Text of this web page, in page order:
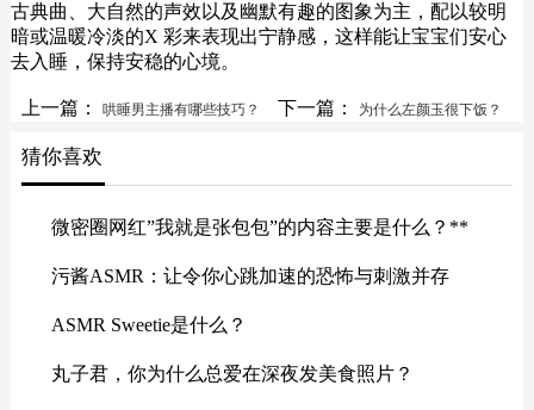
古典曲、大自然的声效以及幽默有趣的图象为主，配以较明
暗或温暖冷淡的X 彩来表现出宁静感，这样能让宝宝们安心
去入睡，保持安稳的心境。
上一篇： 哄睡男主播有哪些技巧？ 下一篇： 为什么左颜玉很下饭？
猜你喜欢
微密圈网红”我就是张包包”的内容主要是什么？**
污酱ASMR：让令你心跳加速的恐怖与刺激并存
ASMR Sweetie是什么？
丸子君，你为什么总爱在深夜发美食照片？